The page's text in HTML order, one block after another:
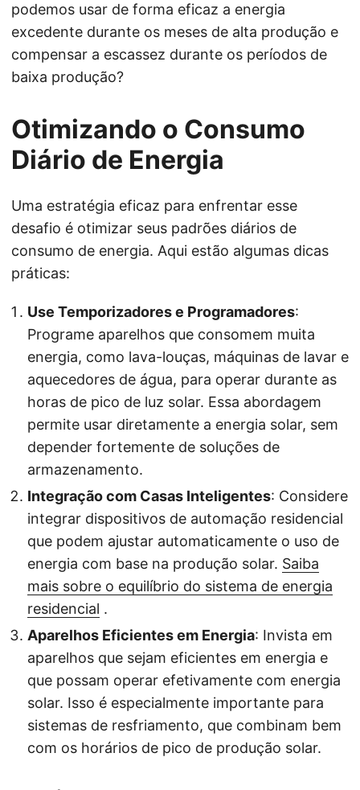
podemos usar de forma eficaz a energia
excedente durante os meses de alta produção e
compensar a escassez durante os períodos de
baixa produção?
Otimizando o Consumo
Diário de Energia
Uma estratégia eficaz para enfrentar esse
desafio é otimizar seus padrões diários de
consumo de energia. Aqui estão algumas dicas
práticas:
Use Temporizadores e Programadores:
Programe aparelhos que consomem muita
energia, como lava-louças, máquinas de lavar e
aquecedores de água, para operar durante as
horas de pico de luz solar. Essa abordagem
permite usar diretamente a energia solar, sem
depender fortemente de soluções de
armazenamento.
Integração com Casas Inteligentes: Considere
integrar dispositivos de automação residencial
que podem ajustar automaticamente o uso de
energia com base na produção solar. Saiba
mais sobre o equilíbrio do sistema de energia
residencial .
Aparelhos Eficientes em Energia: Invista em
aparelhos que sejam eficientes em energia e
que possam operar efetivamente com energia
solar. Isso é especialmente importante para
sistemas de resfriamento, que combinam bem
com os horários de pico de produção solar.